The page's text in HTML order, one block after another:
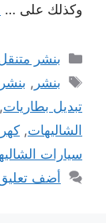
وكذلك على …
التصنيفات
بنشر
الوسوم
بنشر ,
تبديل بطاريات,
الشاليهات,
سيارات
أضف